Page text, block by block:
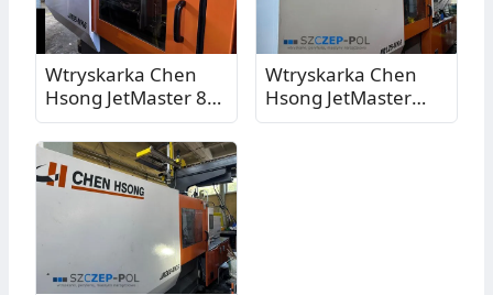
Wtryskarka Chen
Hsong JetMaster 88-
MK6 z robotem
Sepro Industrial
Robot Succes 7, 88T,
2021
Wtryskarka Chen
Hsong JetMaster
128-MK6 z robotem